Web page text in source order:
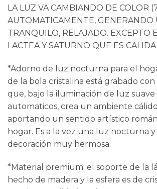
LA LUZ VA CAMBIANDO DE COLOR
AUTOMATICAMENTE, GENERANDO
TRANQUILO, RELAJADO. EXCEPTO
LACTEA Y SATURNO QUE ES
*Adorno de luz nocturna para el
de la bola cristalina está grabado
que, bajo la iluminación de luz
automaticos, crea un ambiente
aportando un sentido artístico
hogar. Es a la vez una luz nocturna
decoración muy hermosa.
*Material premium: el soporte de la
hecho de madera y la esfera es de